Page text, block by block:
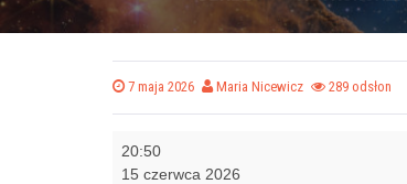
Posted on
7 maja 2026 byMaria Nicewicz 289 odsłon
20:50
15 czerwca 2026